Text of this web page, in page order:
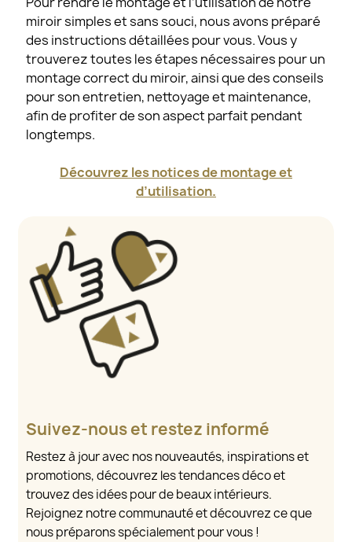
miroir simples et sans souci, nous avons préparé
des instructions détaillées pour vous. Vous y
trouverez toutes les étapes nécessaires pour un
montage correct du miroir, ainsi que des conseils
pour son entretien, nettoyage et maintenance,
afin de profiter de son aspect parfait pendant
longtemps.
Découvrez les notices de montage et
d’utilisation.
Suivez-nous et restez informé
Restez à jour avec nos nouveautés, inspirations et
promotions, découvrez les tendances déco et
trouvez des idées pour de beaux intérieurs.
Rejoignez notre communauté et découvrez ce que
nous préparons spécialement pour vous !